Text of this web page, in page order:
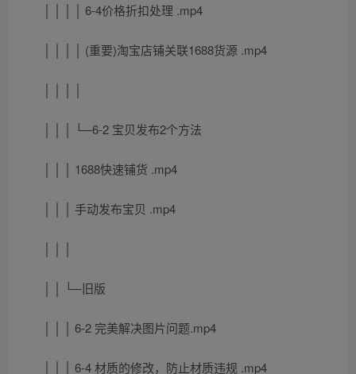
│ │ │ │ 6-4价格折扣处理 .mp4
│ │ │ │ (重要)淘宝店铺关联1688货源 .mp4
│ │ │ └─6-2 宝贝发布2个方法
│ │ │ 1688快速铺货 .mp4
│ │ │ 手动发布宝贝 .mp4
│ │ └─旧版
│ │ │ 6-2 完美解决图片问题.mp4
│ │ │ 6-4 材质的修改，防止材质违规 .mp4